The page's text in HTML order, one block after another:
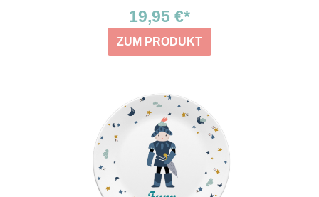
19,95 €*
ZUM PRODUKT